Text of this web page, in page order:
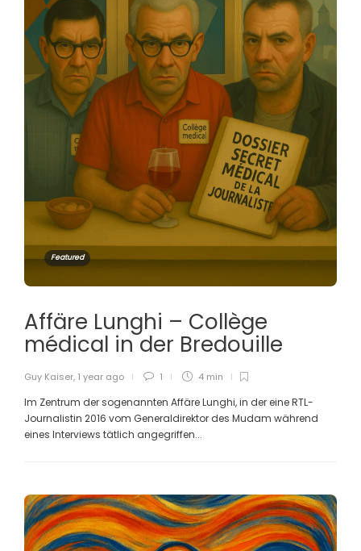
Featured
Affäre Lunghi – Collège
médical in der Bredouille
Guy Kaiser, 1 year ago 1 4 min
Im Zentrum der sogenannten Affäre Lunghi, in der eine RTL-
Journalistin 2016 vom Generaldirektor des Mudam während
eines Interviews tätlich angegriffen...